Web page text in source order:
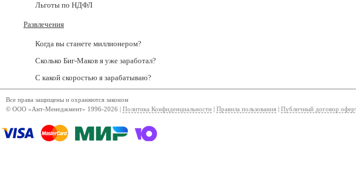
Льготы по НДФЛ
Развлечения
Когда вы станете миллионером?
Сколько Биг-Маков я уже заработал?
С какой скоростью я зарабатываю?
Все права защищены и охраняются законом
© ООО «Ант-Менеджмент» 1996-2026 | Политика Конфиденциальности Правила пользования Публичный договор